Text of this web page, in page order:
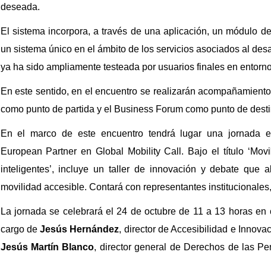
deseada.
El sistema incorpora, a través de una aplicación, un módulo
un sistema único en el ámbito de los servicios asociados al
ya ha sido ampliamente testeada por usuarios finales en
En este sentido, en el encuentro se realizarán
como punto de partida y el Business Forum como punto de
En el marco de este encuentro tendrá lugar una jornada
European Partner en Global Mobility Call. Bajo el título
inteligentes’, incluye un taller de innovación y debate que
movilidad accesible. Contará con representantes
La jornada se celebrará el 24 de octubre de 11 a 13 horas
cargo deJesús Hernández, director de Accesibilidad e
Jesús Martín Blanco, director general de Derechos de las